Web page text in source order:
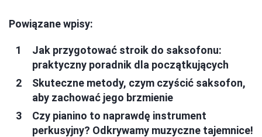
Powiązane wpisy:
Jak przygotować stroik do saksofonu:
praktyczny poradnik dla początkujących
Skuteczne metody, czym czyścić saksofon,
aby zachować jego brzmienie
Czy pianino to naprawdę instrument
perkusyjny? Odkrywamy muzyczne tajemnice!